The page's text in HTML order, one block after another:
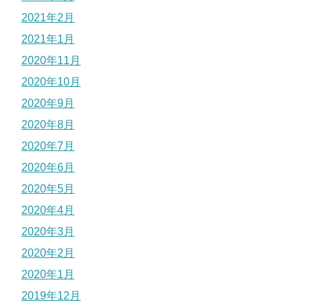
2021年2月
2021年1月
2020年11月
2020年10月
2020年9月
2020年8月
2020年7月
2020年6月
2020年5月
2020年4月
2020年3月
2020年2月
2020年1月
2019年12月